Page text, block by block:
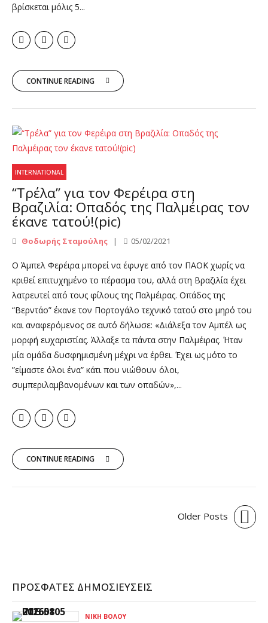
βρίσκεται μόλις 5...
CONTINUE READING
INTERNATIONAL
“Tρέλα” για τον Φερέιρα στη
Βραζιλία: Οπαδός της Παλμέιρας τον
έκανε τατού!(pic)
Θοδωρής Σταμούλης 05/02/2021
O Άμπελ Φερέιρα μπορεί να έφυγε από τον ΠΑΟΚ χωρίς να
κριθεί επιτυχημένο το πέρασμα του, αλλά στη Βραζιλία έχει
λατρευτεί από τους φίλους της Παλμέιρας. Οπάδος της
“Βερντάο” έκανε τον Πορτογάλο τεχνικό τατού στο μηρό του
και αναφερόμενος σε αυτό δήλωσε: «Διάλεξα τον Αμπέλ ως
μορφή ευχαριστίας. Άλλαξε τα πάντα στην Παλμέιρας. Ήταν
μία ομάδα δυσφημισμένη μέχρι να έρθει. Έχει ως μότο το
”είμαστε όλοι ένα” κάτι που νιώθουν όλοι,
συμπεριλαμβανομένων και των οπαδών»,...
CONTINUE READING
Older Posts
ΠΡΌΣΦΑΤΕΣ ΔΗΜΟΣΙΕΎΣΕΙΣ
ΝΊΚΗ ΒΌΛΟΥ